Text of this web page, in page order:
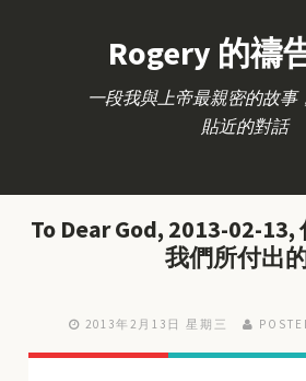
Rogery 的禱
一段我與上帝最親密的故事
貼近的對話
To Dear God, 2013-02-
我們所付出
2013年2月13日 星期三